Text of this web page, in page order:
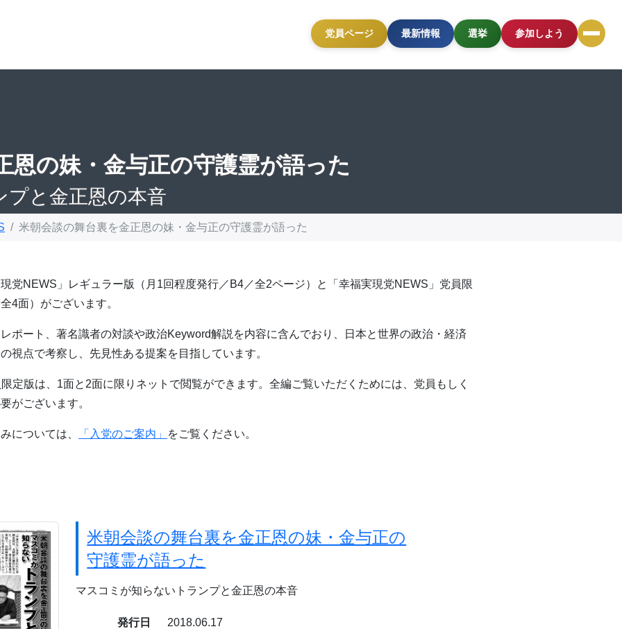
党員ページ 最新情報 選挙 参加しよう
恩の妹・金与正の守護霊が語った
と金正恩の本音
米朝会談の舞台裏を金正恩の妹・金与正の守護霊が語った
党NEWS」レギュラー版（月1回程度発行／B4／全2ページ）と「幸福実現党NEWS」党員限
4面）がございます。
ポート、著名識者の対談や政治Keyword解説を内容に含んでおり、日本と世界の政治・経済
視点で考察し、先見性ある提案を目指しています。
定版は、1面と2面に限りネットで閲覧ができます。全編ご覧いただくためには、党員もしく
がございます。
については、 「入党のご案内」 をご覧ください。
米朝会談の舞台裏を金正恩の妹・金与正の
守護霊が語った
マスコミが知らないトランプと金正恩の本音
発行日 2018.06.17